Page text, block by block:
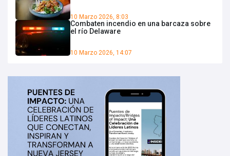
10 Marzo 2026, 8:03
Combaten incendio en una barcaza sobre
el río Delaware
10 Marzo 2026, 14:07